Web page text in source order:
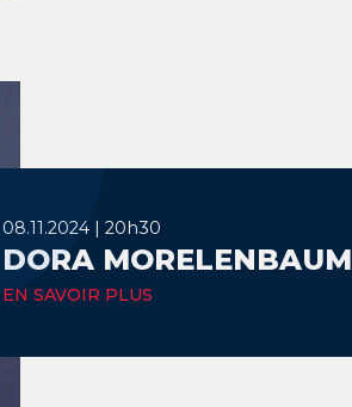
08.11.2024 | 20h30
DORA MORELENBAUM
EN SAVOIR PLUS